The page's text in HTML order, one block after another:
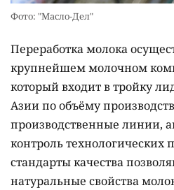
Фото: "Масло-Дел"
Переработка молока
крупнейшем молочном
который входит в тройку
Азии по объёму
производственные линии,
контроль технологических
стандарты качества
натуральные свойства